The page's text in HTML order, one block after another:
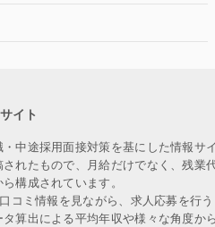
イト
中途採用面接対策を基にした情報サ
れたもので、月給だけでなく、残
構成されています。
ミ情報を見ながら、求人応募を行う
算出による平均年収や様々な角度